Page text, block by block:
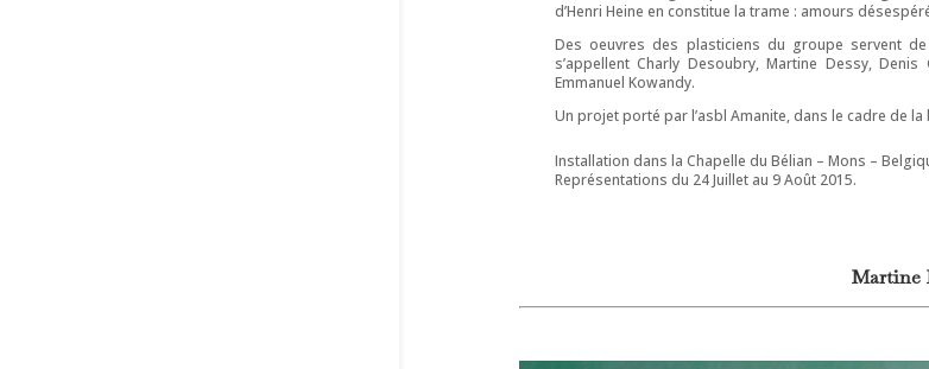
d’Henri Heine en constitue la trame : amours
Des oeuvres des plasticiens du groupe servent
s’appellent Charly Desoubry, Martine Dessy,
Emmanuel Kowandy.
Un projet porté par l’asbl Amanite, dans le cadre de
Installation dans la Chapelle du Bélian – Mons –
Représentations du 24 Juillet au 9 Août 2015.
Martine